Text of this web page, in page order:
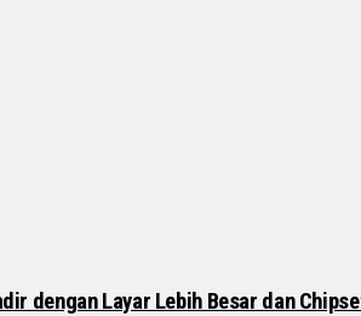
dengan Layar Lebih Besar dan